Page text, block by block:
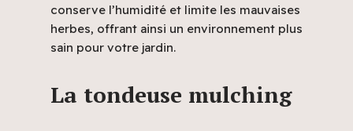
conserve l’humidité et limite les mauvaises
herbes, offrant ainsi un environnement plus
sain pour votre jardin.
La tondeuse mulching